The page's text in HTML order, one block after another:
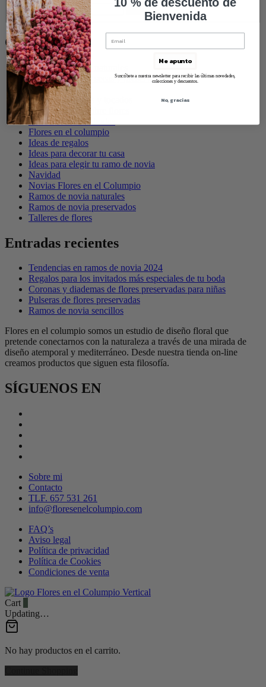
Categorías
Centros de flores naturales
Centros de flores secas y preservadas
Columpios
Coronas de flores y tocados
Datos curiosos sobre flores
Decoraciones de bodas
Flores en el columpio
Ideas de regalos
Ideas para decorar tu casa
Ideas para elegir tu ramo de novia
Navidad
Novias Flores en el Columpio
Ramos de novia naturales
Ramos de novia preservados
Talleres de flores
Entradas recientes
Tendencias en ramos de novia 2024
Regalos para los invitados más especiales de tu boda
Coronas y diademas de flores preservadas para niñas
Pulseras de flores preservadas
Ramos de novia sencillos
Flores en el columpio somos un estudio de diseño floral que
pretende conectarnos con la naturaleza a través de una mirada de
diseño atemporal y mediterráneo. Desde nuestra tienda on-line
creamos productos que siguen esta filosofía.
SÍGUENOS EN
Sobre mi
Contacto
TLF. 657 531 261
info@floresenelcolumpio.com
FAQ’s
Aviso legal
Política de privacidad
Política de Cookies
Condiciones de venta
Cart
Updating…
No hay productos en el carrito.
Bienvenida
Me apunto
Suscríbete a nuestra newsletter para recibir las últimas novedades,
colecciones y descuentos.
No, gracias